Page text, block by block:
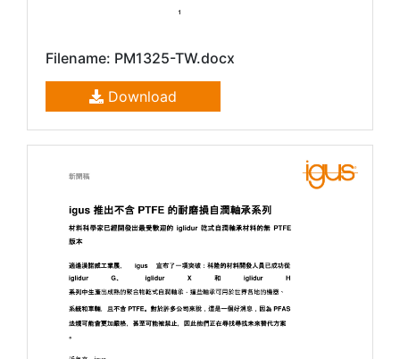
Filename: PM1325-TW.docx
Download